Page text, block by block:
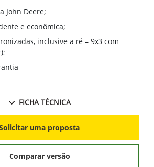
John Deere;
e econômica;
inclusive a ré – 9x3 com
FICHA TÉCNICA
uma proposta
Comparar versão